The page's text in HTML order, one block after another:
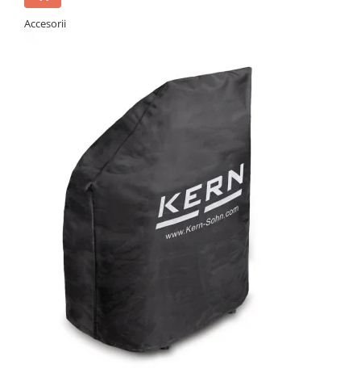
Filtru Lambda
Filtru microscop
Masa microscop
Obiective microscoape
Oculare microscop
Standuri Stereomicroscoape
Unitate contrast de faza
Unitate fluorescenta
Unitate polarizare
Standard calibrare
Scala aditionala refractometru
Accesorii